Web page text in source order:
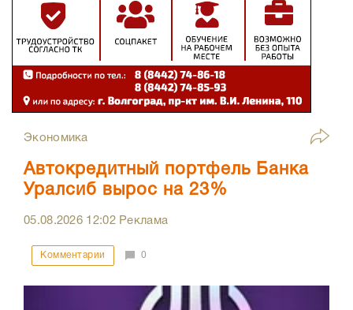
Экономика
Автокредитный портфель Банка
Уралсиб вырос на 23%
05.08.2026 12:02Реклама
Комментарии 0